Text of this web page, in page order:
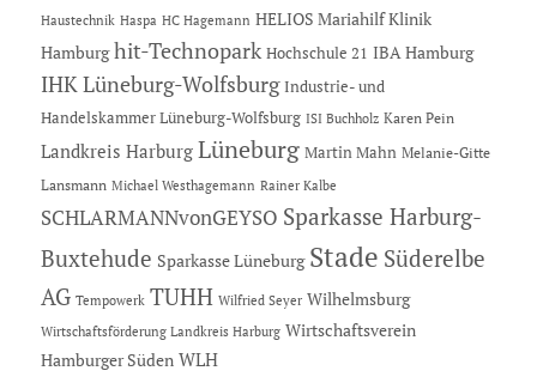
Haustechnik Haspa HC Hagemann HELIOS Mariahilf Klinik
Hamburg hit-Technopark Hochschule 21 IBA Hamburg
IHK Lüneburg-Wolfsburg Industrie- und
Handelskammer Lüneburg-Wolfsburg ISI Buchholz Karen Pein
Landkreis Harburg Lüneburg Martin Mahn Melanie-Gitte
Lansmann Michael Westhagemann Rainer Kalbe
SCHLARMANNvonGEYSO Sparkasse Harburg-
Buxtehude Sparkasse Lüneburg Stade Süderelbe
AG Tempowerk TUHH Wilfried Seyer Wilhelmsburg
Wirtschaftsförderung Landkreis Harburg Wirtschaftsverein
Hamburger Süden WLH